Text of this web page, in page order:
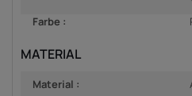
Farbe :
MATERIAL
Material :